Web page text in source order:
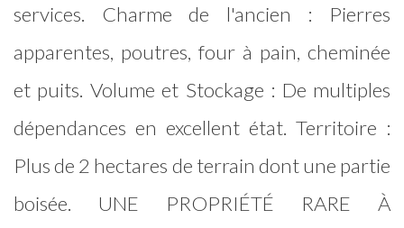
services. Charme de l'ancien : Pierres
apparentes, poutres, four à pain, cheminée
et puits. Volume et Stockage : De multiples
dépendances en excellent état. Territoire :
Plus de 2 hectares de terrain dont une partie
boisée. UNE PROPRIÉTÉ RARE À